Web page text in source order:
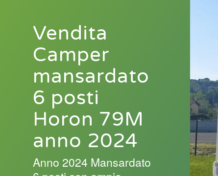
Vendita
Camper
mansardato
6 posti
Horon 79M
anno 2024
Anno 2024 Mansardato